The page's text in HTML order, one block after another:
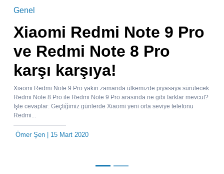
Genel
Xiaomi Redmi Note 9 Pro
ve Redmi Note 8 Pro
karşı karşıya!
Xiaomi Redmi Note 9 Pro yakın zamanda ülkemizde piyasaya sürülecek.
Redmi Note 8 Pro ile Redmi Note 9 Pro arasında ne gibi farklar mevcut?
İşte cevaplar: Geçtiğimiz günlerde Xiaomi yeni orta seviye telefonu
Redmi...
Ömer Şen | 15 Mart 2020